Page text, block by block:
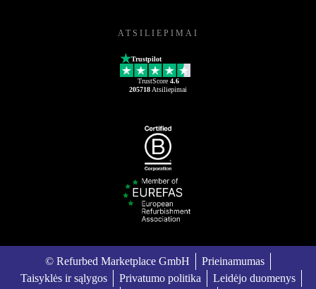
ATSILIEPIMAI
Trustpilot
TrustScore 4.6
205718 Atsiliepimai
© Refurbed Marketplace GmbH
Prieinamumas
Taisyklės ir sąlygos
Privatumo politika Leidėjo duomenys